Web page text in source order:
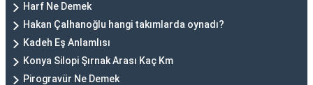
Harf Ne Demek
Hakan Çalhanoğlu hangi takımlarda oynadı?
Kadeh Eş Anlamlısı
Konya Silopi Şırnak Arası Kaç Km
Pirogravür Ne Demek